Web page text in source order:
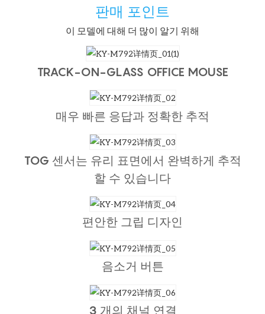
판매 포인트
이 모델에 대해 더 많이 알기 위해
TRACK-ON-GLASS OFFICE MOUSE
매우 빠른 응답과 정확한 추적
TOG 센서는 유리 표면에서 완벽하게 추적
할 수 있습니다
편안한 그립 디자인
음소거 버튼
3 개의 채널 연결